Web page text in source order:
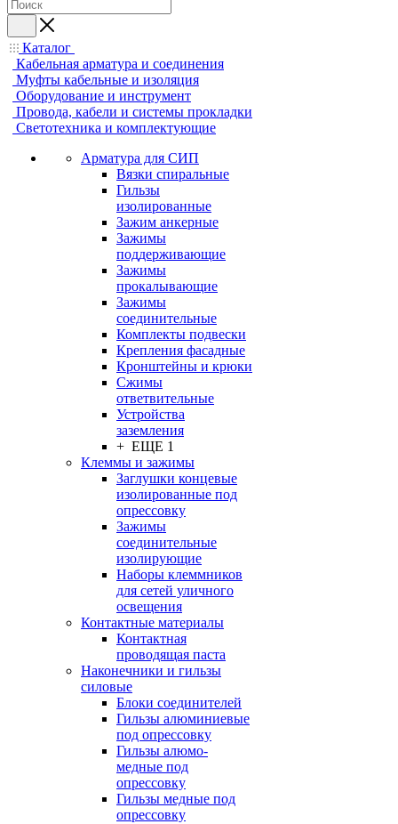
Каталог
Кабельная арматура и соединения
Муфты кабельные и изоляция
Оборудование и инструмент
Провода, кабели и системы прокладки
Светотехника и комплектующие
Арматура для СИП
Вязки спиральные
Гильзы
изолированные
Зажим анкерные
Зажимы
поддерживающие
Зажимы
прокалывающие
Зажимы
соединительные
Комплекты подвески
Крепления фасадные
Кронштейны и крюки
Сжимы
ответвительные
Устройства
заземления
+ ЕЩЕ 1
Клеммы и зажимы
Заглушки концевые
изолированные под
опрессовку
Зажимы
соединительные
изолирующие
Наборы клеммников
для сетей уличного
освещения
Контактные материалы
Контактная
проводящая паста
Наконечники и гильзы
силовые
Блоки соединителей
Гильзы алюминиевые
под опрессовку
Гильзы алюмо-
медные под
опрессовку
Гильзы медные под
опрессовку